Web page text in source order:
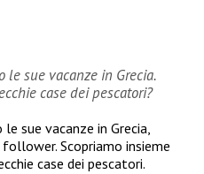
le sue vacanze in Grecia.
case dei pescatori?
sue vacanze in Grecia,
Scopriamo insieme
case dei pescatori.